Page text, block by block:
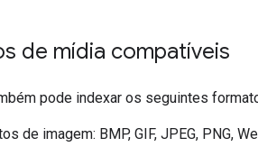
de mídia compatíveis
pode indexar os seguintes
de imagem: BMP, GIF, JPEG, PNG,